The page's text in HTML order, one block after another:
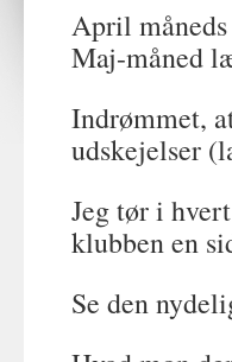
April
Maj-måned
Indrømmet,
udskejelser
Jeg tør i
klubben en
Se den